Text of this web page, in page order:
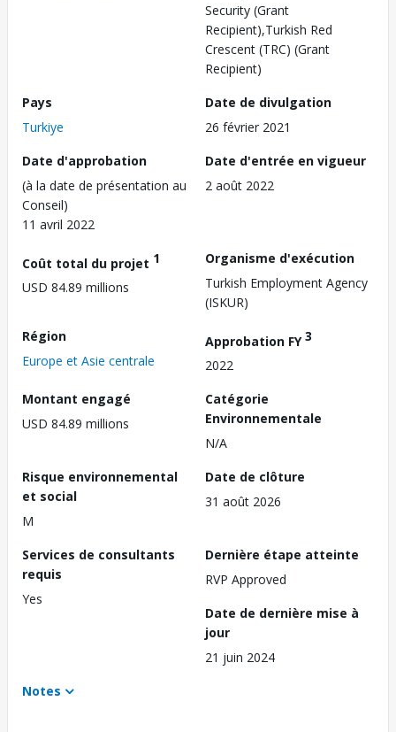
Security (Grant
Recipient),Turkish Red
Crescent (TRC) (Grant
Recipient)
Pays
Turkiye
Date de divulgation
26 février 2021
Date d'approbation
(à la date de présentation au
Conseil)
11 avril 2022
Date d'entrée en vigueur
2 août 2022
Coût total du projet 1
USD 84.89 millions
Organisme d'exécution
Turkish Employment Agency
(ISKUR)
Région
Europe et Asie centrale
Approbation FY3
2022
Montant engagé
USD 84.89 millions
Catégorie
Environnementale
N/A
Risque environnemental
et social
M
Date de clôture
31 août 2026
Services de consultants
requis
Yes
Dernière étape atteinte
RVP Approved
Date de dernière mise à
jour
21 juin 2024
Notes